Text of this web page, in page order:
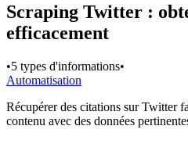
Scraping Twitter :
efficacement
•5 types d'informations•
Automatisation
Récupérer des citations sur Twitter
contenu avec des données